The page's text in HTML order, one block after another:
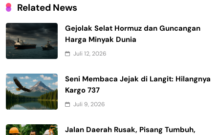
Related News
Gejolak Selat Hormuz dan Guncangan
Harga Minyak Dunia
Juli 12, 2026
Seni Membaca Jejak di Langit: Hilangnya
Kargo 737
Juli 9, 2026
Jalan Daerah Rusak, Pisang Tumbuh,